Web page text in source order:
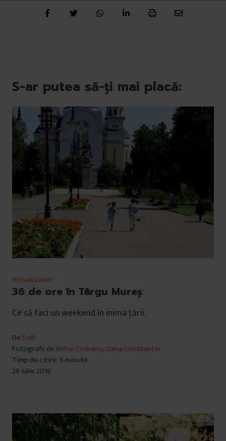
S-ar putea să-ți mai placă:
Actualizator
36 de ore în Târgu Mureș
Ce să faci un weekend în inima țării.
De DoR
Fotografii de Mihai Ciobanu,Oana Constantin
Timp de citire: 6 minute
28 iulie 2019